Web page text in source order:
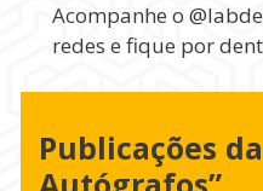
Acompanhe o
redes e fique por
Publicações